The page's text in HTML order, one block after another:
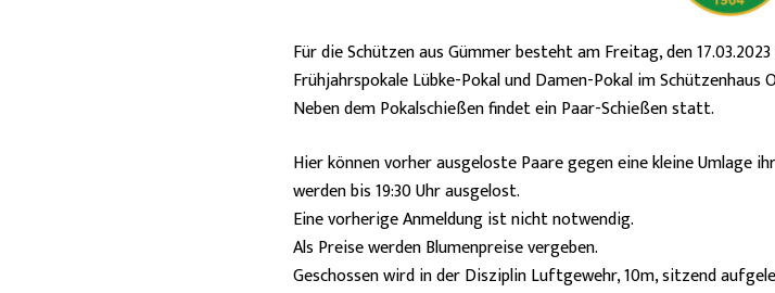
Für die Schützen aus Gümmer besteht am Freitag, den
Frühjahrspokale Lübke-Pokal und Damen-Pokal im
Neben dem Pokalschießen findet ein Paar-Schießen statt.
Hier können vorher ausgeloste Paare gegen eine kleine Umlage
werden bis 19:30 Uhr ausgelost.
Eine vorherige Anmeldung ist nicht notwendig.
Als Preise werden Blumenpreise vergeben.
Geschossen wird in der Disziplin Luftgewehr, 10m, sitzend